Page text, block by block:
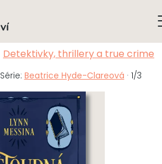
Detektivky, thrillery a true crime
Série: Beatrice Hyde-Clareová · 1/3